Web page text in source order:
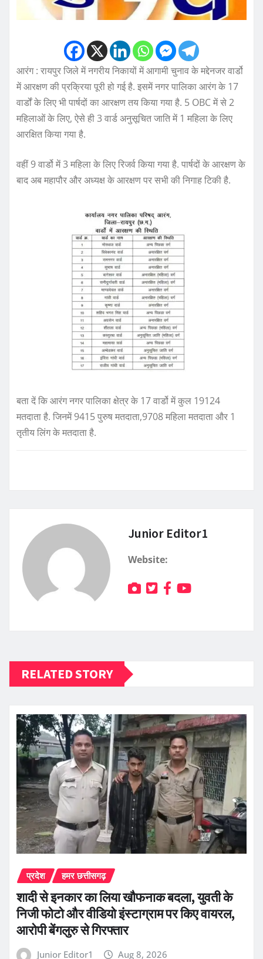
आरंग : रायपुर जिले में नगरीय निकायों में आगामी चुनाव के मद्देनजर वार्डो
में आरक्षण की प्रक्रिया पूरी हो गई है. इसमें नगर पालिका आरंग के 17
वार्डों के लिए भी पार्षदों का आरक्षण तय किया गया है. 5 OBC में से 2
महिलाओं के लिए, ऐसे ही 3 वार्ड अनुसूचित जाति में 1 महिला के लिए
आरक्षित किया गया है.
वहीं 9 वार्डो में 3 महिला के लिए रिजर्व किया गया है. पार्षदों के आरक्षण के
बाद अब महापौर और अध्यक्ष के आरक्षण पर सभी की निगाह टिकी है.
बता दें कि आरंग नगर पालिका क्षेत्र के 17 वार्डो में कुल 19124
मतदाता है. जिनमें 9415 पुरुष मतदाता,9708 महिला मतदाता और 1
तृतीय लिंग के मतदाता है.
Junior Editor1
Website:
RELATED STORY
प्रदेश हमर छत्तीसगढ़
शादी से इनकार का लिया खौफनाक बदला, युवती के
निजी फोटो और वीडियो इंस्टाग्राम पर किए वायरल,
आरोपी बेंगलुरु से गिरफ्तार
Junior Editor1 Aug 8, 2026